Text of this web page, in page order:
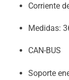
Corriente
Medidas:
CAN-BUS
Soporte